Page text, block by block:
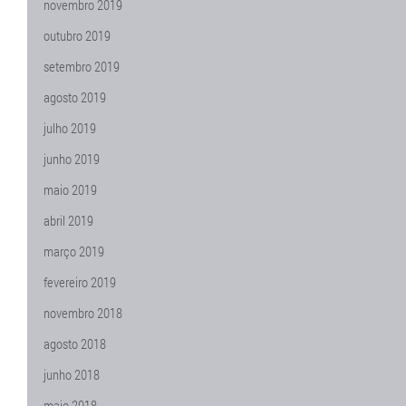
novembro 2019
outubro 2019
setembro 2019
agosto 2019
julho 2019
junho 2019
maio 2019
abril 2019
março 2019
fevereiro 2019
novembro 2018
agosto 2018
junho 2018